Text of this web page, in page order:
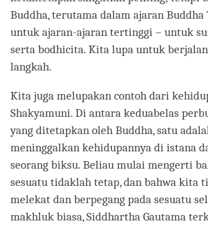
Buddha, terutama dalam ajaran Buddha
untuk ajaran-ajaran tertinggi – untuk
serta bodhicita. Kita lupa untuk
langkah.
Kita juga melupakan contoh dari
Shakyamuni. Di antara keduabelas
yang ditetapkan oleh Buddha, satu
meninggalkan kehidupannya di istana
seorang biksu. Beliau mulai mengerti
sesuatu tidaklah tetap, dan bahwa kita
melekat dan berpegang pada sesuatu
makhluk biasa, Siddhartha Gautama